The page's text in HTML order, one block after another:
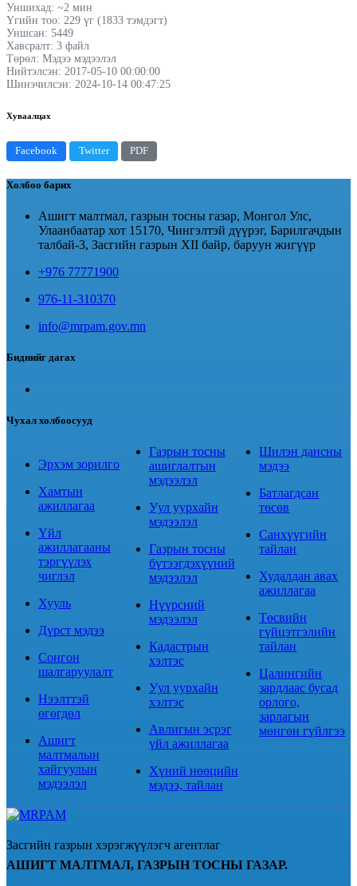
Уншихад: ~2 мин
Үгийн тоо: 229 үг (1833 тэмдэгт)
Уншсан: 5449
Хавсралт: 3 файл
Төрөл: Мэдээ мэдээлэл
Нийтэлсэн: 2017-05-10 00:00:00
Шинэчилсэн: 2024-10-14 00:47:25
Хуваалцах
Facebook Twitter PDF
Холбоо барих
Ашигт малтмал, газрын тосны газар, Монгол Улс,
Улаанбаатар хот 15170, Чингэлтэй дүүрэг, Барилгачдын
талбай-3, Засгийн газрын XII байр, баруун жигүүр
+976 77771900
976-11-310370
info@mrpam.gov.mn
Биднийг дагах
Чухал холбоосууд
Эрхэм зорилго
Хамтын
ажиллагаа
Үйл
ажиллагааны
тэргүүлэх
чиглэл
Хууль
Дүрст мэдээ
Сонгон
шалгаруулалт
Нээлттэй
өгөгдөл
Ашигт
малтмалын
хайгуулын
мэдээлэл
Газрын тосны
ашиглалтын
мэдээлэл
Уул уурхайн
мэдээлэл
Газрын тосны
бүтээгдэхүүний
мэдээлэл
Нүүрсний
мэдээлэл
Кадастрын
хэлтэс
Уул уурхайн
хэлтэс
Авлигын эсрэг
үйл ажиллагаа
Хүний нөөцийн
мэдээ, тайлан
Шилэн дансны
мэдээ
Батлагдсан
төсөв
Санхүүгийн
тайлан
Худалдан авах
ажиллагаа
Төсвийн
гүйцэтгэлийн
тайлан
Цалингийн
зардлаас бусад
орлого,
зарлагын
мөнгөн гүйлгээ
Засгийн газрын хэрэгжүүлэгч агентлаг
АШИГТ МАЛТМАЛ, ГАЗРЫН ТОСНЫ ГАЗАР.